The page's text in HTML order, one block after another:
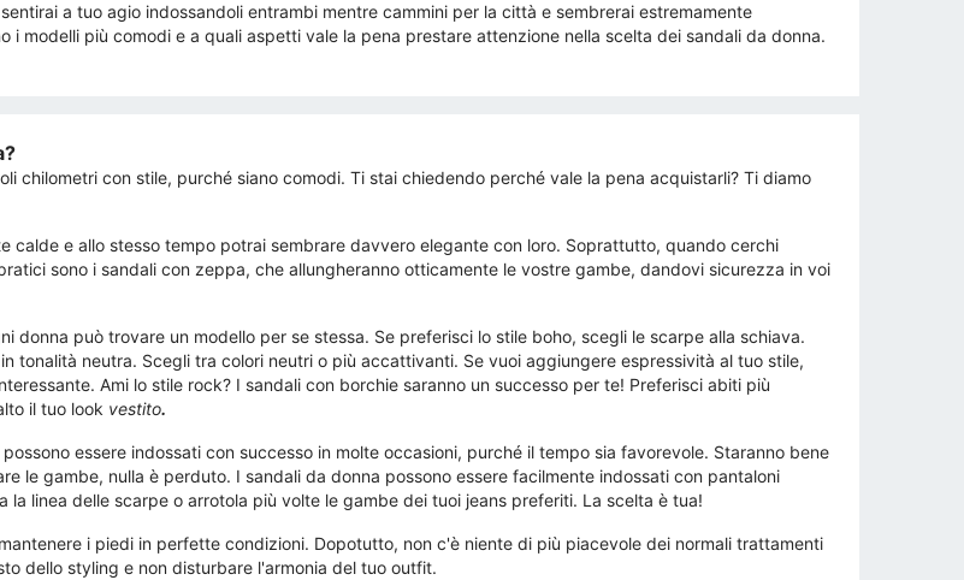
a tuo agio indossandoli entrambi mentre cammini per la città e sembrerai estremamente
i modelli più comodi e a quali aspetti vale la pena prestare attenzione nella scelta dei sandali da donna.
chilometri con stile, purché siano comodi. Ti stai chiedendo perché vale la pena acquistarli? Ti diamo
calde e allo stesso tempo potrai sembrare davvero elegante con loro. Soprattutto, quando cerchi
sono i sandali con zeppa, che allungheranno otticamente le vostre gambe, dandovi sicurezza in voi
donna può trovare un modello per se stessa. Se preferisci lo stile boho, scegli le scarpe alla schiava.
tonalità neutra. Scegli tra colori neutri o più accattivanti. Se vuoi aggiungere espressività al tuo stile,
Ami lo stile rock? I sandali con borchie saranno un successo per te! Preferisci abiti più
il tuo look vestito.
essere indossati con successo in molte occasioni, purché il tempo sia favorevole. Staranno bene
le gambe, nulla è perduto. I sandali da donna possono essere facilmente indossati con pantaloni
linea delle scarpe o arrotola più volte le gambe dei tuoi jeans preferiti. La scelta è tua!
i piedi in perfette condizioni. Dopotutto, non c'è niente di più piacevole dei normali trattamenti
dello styling e non disturbare l'armonia del tuo outfit.